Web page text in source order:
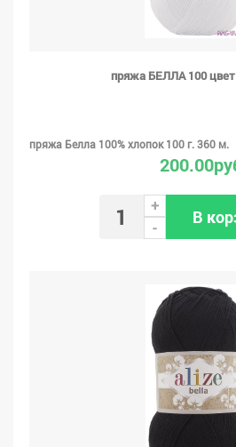
пряжа БЕЛЛА 100
пряжа Белла 100% хлопок 100 г. 360 м.
+
-
В